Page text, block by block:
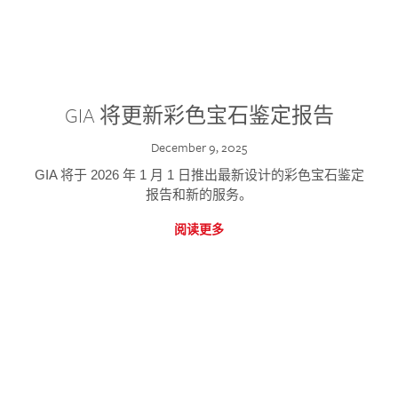
GIA 将更新彩色宝石鉴定报告
December 9, 2025
GIA 将于 2026 年 1 月 1 日推出最新设计的彩色宝石鉴定
报告和新的服务。
阅读更多